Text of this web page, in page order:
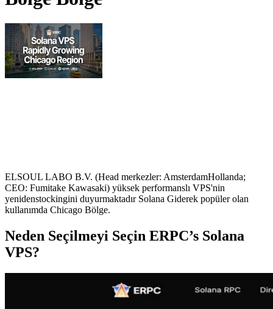
ELSOUL LABO B.V. (Head merkezler: AmsterdamHollanda;
CEO: Fumitake Kawasaki) yüksek performanslı VPS'nin
yenidenstockingini duyurmaktadır Solana Giderek popüler olan
kullanımda Chicago Bölge.
Neden Seçilmeyi Seçin ERPC’s Solana
VPS?